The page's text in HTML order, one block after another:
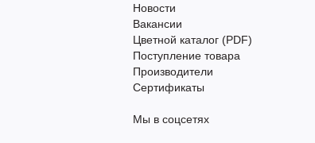
Новости
Вакансии
Цветной каталог (PDF)
Поступление товара
Производители
Сертификаты
Мы в соцсетях